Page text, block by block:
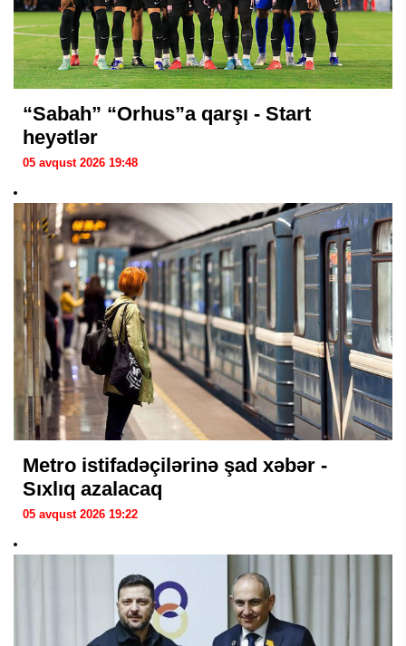
“Sabah” “Orhus”a qarşı - Start
heyətlər
05 avqust 2026 19:48
Metro istifadəçilərinə şad xəbər -
Sıxlıq azalacaq
05 avqust 2026 19:22